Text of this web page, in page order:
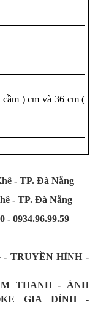
) cm và 36 cm (
- TP. Đà Nẵng
TP. Đà Nẵng
- 0934.96.99.59
TRUYỀN HÌNH -
THANH - ÁNH
GIA ĐÌNH -